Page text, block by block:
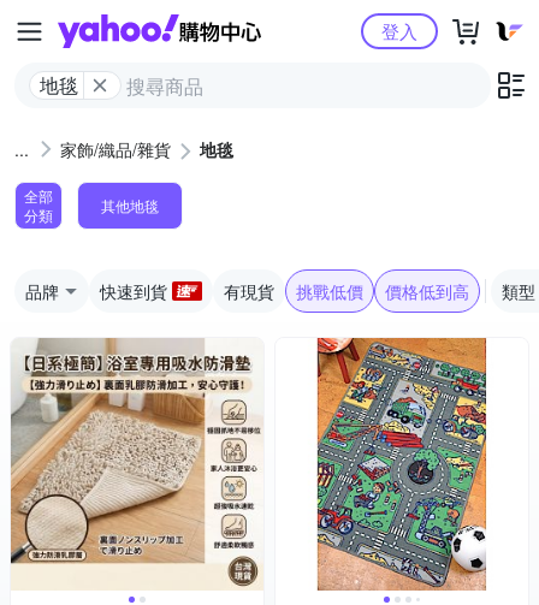
Yahoo購物中心
地毯
登入
家飾/織品/雜貨 地毯
全部
分類
其他地毯
品牌 快速到貨 有現貨 挑戰低價 價格低到高 類型